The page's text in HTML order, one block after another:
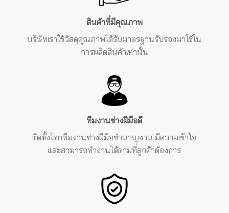
สินค้าที่มีคุณภาพ
บริษัทเราใช้วัสดุคุณภาพได้รับมาตรฐานรับรองมาใช้ใน
การผลิตสินค้าเท่านั้น
ทีมงานช่างฝีมือดี
ติดตั้งโดยทีมงานช่างฝีมือชำนาญงาน มีความเข้าใจ
และสามารถทำงานได้ตามที่ลูกค้าต้องการ